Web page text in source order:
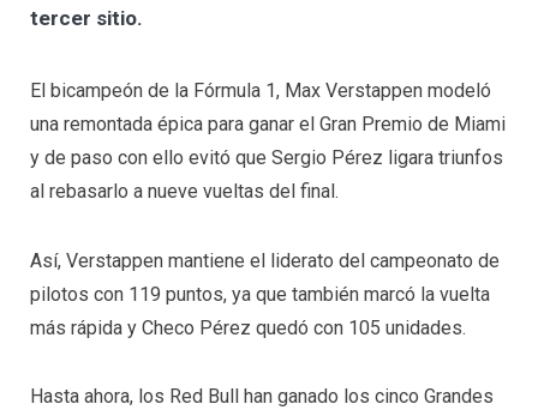
tercer sitio.
El bicampeón de la Fórmula 1, Max Verstappen modeló
una remontada épica para ganar el Gran Premio de Miami
y de paso con ello evitó que Sergio Pérez ligara triunfos
al rebasarlo a nueve vueltas del final.
Así, Verstappen mantiene el liderato del campeonato de
pilotos con 119 puntos, ya que también marcó la vuelta
más rápida y Checo Pérez quedó con 105 unidades.
Hasta ahora, los Red Bull han ganado los cinco Grandes